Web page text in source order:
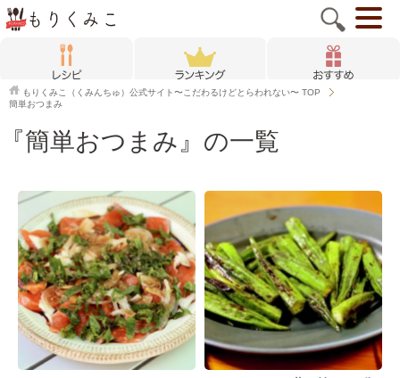
もりくみこ（くみんちゅ）公式サイト〜こだわるけどとらわれない〜 TOP
簡単おつまみ
『簡単おつまみ』の一覧